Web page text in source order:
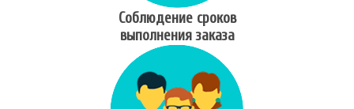
Соблюдение сроков
выполнения заказа